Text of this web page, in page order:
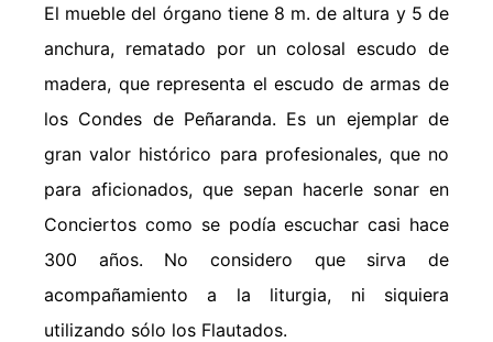
El mueble del órgano tiene 8 m. de altura y 5 de
anchura, rematado por un colosal escudo de
madera, que representa el escudo de armas de
los Condes de Peñaranda. Es un ejemplar de
gran valor histórico para profesionales, que no
para aficionados, que sepan hacerle sonar en
Conciertos como se podía escuchar casi hace
300 años. No considero que sirva de
acompañamiento a la liturgia, ni siquiera
utilizando sólo los Flautados.